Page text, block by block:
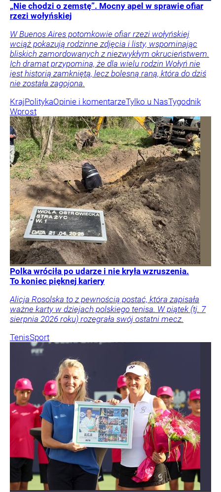
„Nie chodzi o zemstę”. Mocny apel w sprawie ofiar
rzezi wołyńskiej
W Buenos Aires potomkowie ofiar rzezi wołyńskiej
wciąż pokazują rodzinne zdjęcia i listy, wspominając
bliskich zamordowanych z niezwykłym okrucieństwem.
Ich dramat przypomina, że dla wielu rodzin Wołyń nie
jest historią zamkniętą, lecz bolesną raną, która do dziś
nie została zagojona.
KrajPolitykaOpinie i komentarzeTylko u NasTygodnik
Wprost
Polka wróciła po udarze i nie kryła wzruszenia.
To koniec pięknej kariery
Alicja Rosolska to z pewnością postać, która zapisała
ważne karty w dziejach polskiego tenisa. W piątek (tj. 7
sierpnia 2026 roku) rozegrała swój ostatni mecz.
TenisSport